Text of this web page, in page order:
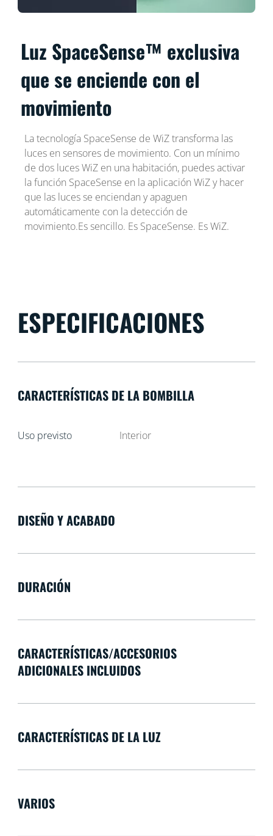
Luz SpaceSense™ exclusiva
que se enciende con el
movimiento
La tecnología SpaceSense de WiZ transforma las
luces en sensores de movimiento. Con un mínimo
de dos luces WiZ en una habitación, puedes activar
la función SpaceSense en la aplicación WiZ y hacer
que las luces se enciendan y apaguen
automáticamente con la detección de
movimiento.Es sencillo. Es SpaceSense. Es WiZ.
ESPECIFICACIONES
CARACTERÍSTICAS DE LA BOMBILLA
Uso previsto Interior
DISEÑO Y ACABADO
DURACIÓN
CARACTERÍSTICAS/ACCESORIOS
ADICIONALES INCLUIDOS
CARACTERÍSTICAS DE LA LUZ
VARIOS